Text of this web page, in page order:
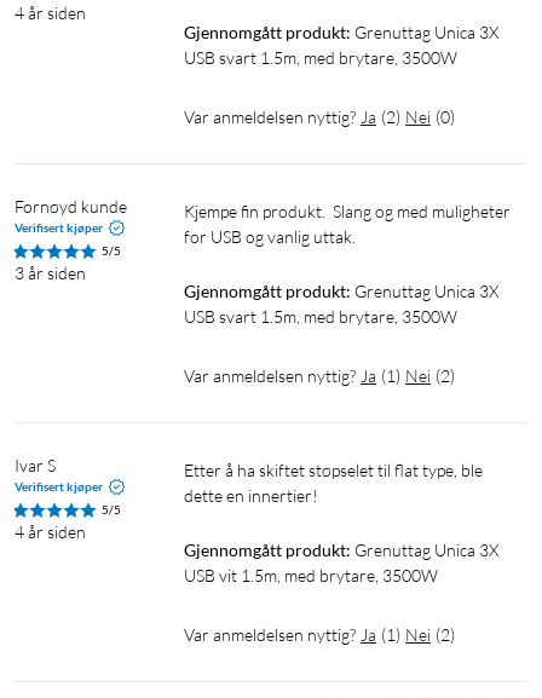
4 år siden
Gjennomgått produkt: Grenuttag Unica 3X
USB svart 1.5m, med brytare, 3500W
Var anmeldelsen nyttig? Ja (2) Nei (0)
Fornøyd kunde
Verifisert kjøper
5/5
3 år siden
Kjempe fin produkt.  Slang og med muligheter
for USB og vanlig uttak.
Gjennomgått produkt: Grenuttag Unica 3X
USB svart 1.5m, med brytare, 3500W
Var anmeldelsen nyttig? Ja (1) Nei (2)
Ivar S
Verifisert kjøper
5/5
4 år siden
Etter å ha skiftet støpselet til flat type, ble
dette en innertier!
Gjennomgått produkt: Grenuttag Unica 3X
USB vit 1.5m, med brytare, 3500W
Var anmeldelsen nyttig? Ja (1) Nei (2)